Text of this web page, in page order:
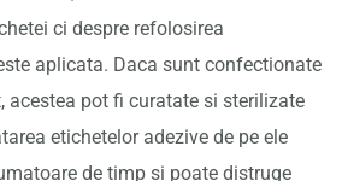
ci despre refolosirea
aplicata. Daca sunt confectionate
acestea pot fi curatate si sterilizate
etichetelor adezive de pe ele
de timp si poate distruge